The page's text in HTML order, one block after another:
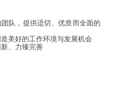
队，提供适切、优质而全面的
美好的工作环境与发展机会
、力臻完善